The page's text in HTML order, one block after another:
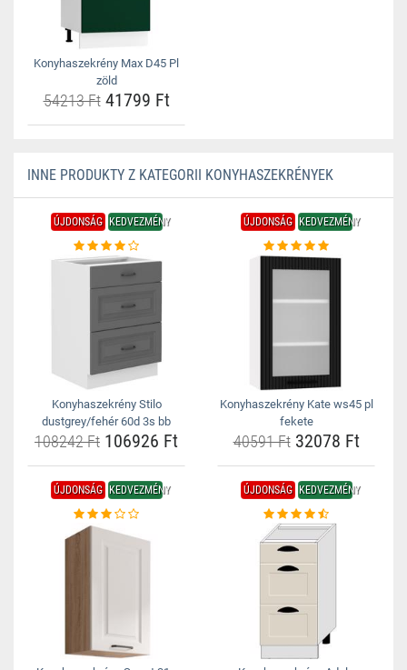
Konyhaszekrény Max D45 Pl
zöld
54213 Ft41799 Ft
INNE PRODUKTY Z KATEGORII KONYHASZEKRÉNYEK
ÚJDONSÁG KEDVEZMÉNY
Konyhaszekrény Stilo
dustgrey/fehér 60d 3s bb
108242 Ft 106926 Ft
ÚJDONSÁG KEDVEZMÉNY
Konyhaszekrény Kate ws45 pl
fekete
40591 Ft32078 Ft
ÚJDONSÁG KEDVEZMÉNY ÚJDONSÁG KEDVEZMÉNY